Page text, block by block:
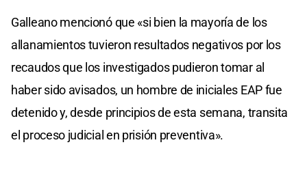
Galleano mencionó que «si bien la mayoría de los
allanamientos tuvieron resultados negativos por los
recaudos que los investigados pudieron tomar al
haber sido avisados, un hombre de iniciales EAP fue
detenido y, desde principios de esta semana, transita
el proceso judicial en prisión preventiva».